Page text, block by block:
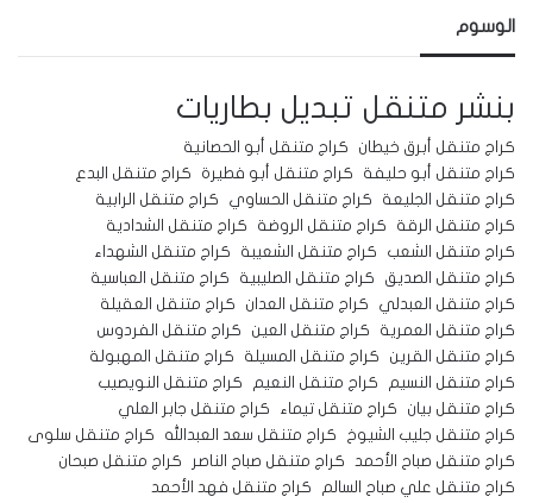
الوسوم
بنشر متنقل تبديل بطاريات
كراج متنقل أبرق خيطان
كراج متنقل أبو الحصانية
كراج متنقل أبو حليفة
كراج متنقل أبو فطيرة
كراج متنقل البدع
كراج متنقل الجليعة
كراج متنقل الحساوي
كراج متنقل الرابية
كراج متنقل الرقة
كراج متنقل الروضة
كراج متنقل الشدادية
كراج متنقل الشعب
كراج متنقل الشعيبة
كراج متنقل الشهداء
كراج متنقل الصديق
كراج متنقل الصليبية
كراج متنقل العباسية
كراج متنقل العبدلي
كراج متنقل العدان
كراج متنقل العقيلة
كراج متنقل العمرية
كراج متنقل العين
كراج متنقل الفردوس
كراج متنقل القرين
كراج متنقل المسيلة
كراج متنقل المهبولة
كراج متنقل النسيم
كراج متنقل النعيم
كراج متنقل النويصيب
كراج متنقل بيان
كراج متنقل تيماء
كراج متنقل جابر العلي
كراج متنقل جليب الشيوخ
كراج متنقل سعد العبدالله
كراج متنقل سلوى
كراج متنقل صباح الأحمد
كراج متنقل صباح الناصر
كراج متنقل صبحان
كراج متنقل علي صباح السالم
كراج متنقل فهد الأحمد